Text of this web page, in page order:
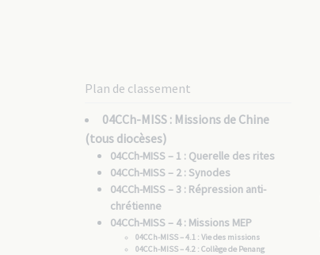
Plan de classement
04CCh-MISS : Missions de Chine
(tous diocèses)
04CCh-MISS – 1 : Querelle des rites
04CCh-MISS – 2 : Synodes
04CCh-MISS – 3 : Répression anti-
chrétienne
04CCh-MISS – 4 : Missions MEP
04CCh-MISS – 4.1 : Vie des missions
04CCh-MISS – 4.2 : Collège de Penang